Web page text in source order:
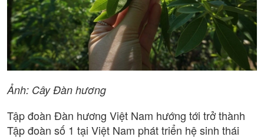
Ảnh: Cây Đàn hương
Tập đoàn Đàn hương Việt Nam hướng tới trở thành
Tập đoàn số 1 tại Việt Nam phát triển hệ sinh thái